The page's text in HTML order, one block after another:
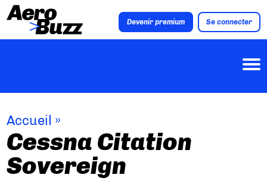
Devenir premium Se connecter
Accueil »
Cessna Citation
Sovereign